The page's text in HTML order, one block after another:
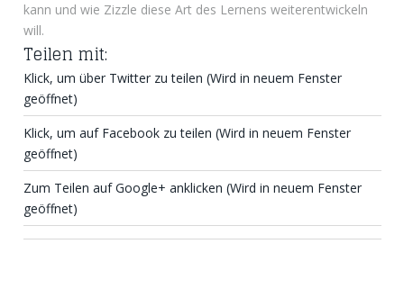
kann und wie Zizzle diese Art des Lernens weiterentwickeln
will.
Teilen mit:
Klick, um über Twitter zu teilen (Wird in neuem Fenster
geöffnet)
Klick, um auf Facebook zu teilen (Wird in neuem Fenster
geöffnet)
Zum Teilen auf Google+ anklicken (Wird in neuem Fenster
geöffnet)